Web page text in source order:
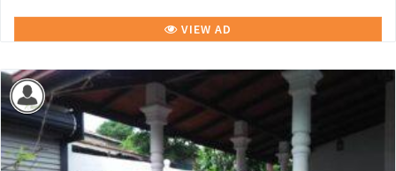
VIEW AD